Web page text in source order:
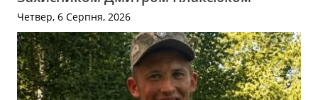
Четвер, 6 Серпня, 2026